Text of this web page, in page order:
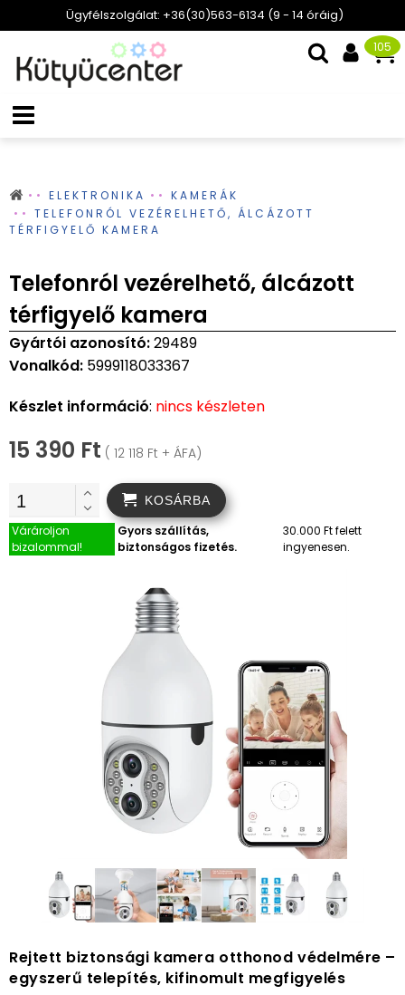
Ügyfélszolgálat: +36(30)563-6134 (9 - 14 óráig)
105
ELEKTRONIKA
KAMERÁK
TELEFONRÓL VEZÉRELHETŐ, ÁLCÁZOTT
TÉRFIGYELŐ KAMERA
Telefonról vezérelhető, álcázott
térfigyelő kamera
Gyártói azonosító:29489
Vonalkód: 5999118033367
Készlet információ: nincs készleten
15 390 Ft ( 12 118 Ft + ÁFA)
KOSÁRBA
Várároljon
bizalommal!
Gyors szállítás,
biztonságos fizetés.
30.000 Ft felett
ingyenesen.
Rejtett biztonsági kamera otthonod védelmére –
egyszerű telepítés, kifinomult megfigyelés